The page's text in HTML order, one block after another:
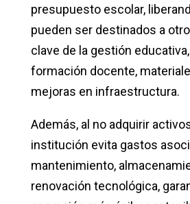
presupuesto escolar,
pueden ser destinados a
clave de la gestión
formación docente,
mejoras en infraestructura.
Además, al no adquirir
institución evita gastos
mantenimiento,
renovación tecnológica,